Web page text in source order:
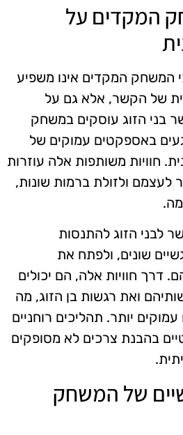
המקדים על
המקדים אינו משפיע
של הקשר, אלא גם על
בני הזוג עוסקים במשחק
באספקטים עמוקים של
חוויות משותפות אלה עוזרות
ולזולת ברמות שונות,
לבני הזוג להתנסות
שונים, ולפתח את
דרך חוויות אלה, הם יכולים
ואת רגשות בן הזוג, מה
יותר. תהליכים רוחניים
בהבנת צרכים לא מסופקים
של המשחק